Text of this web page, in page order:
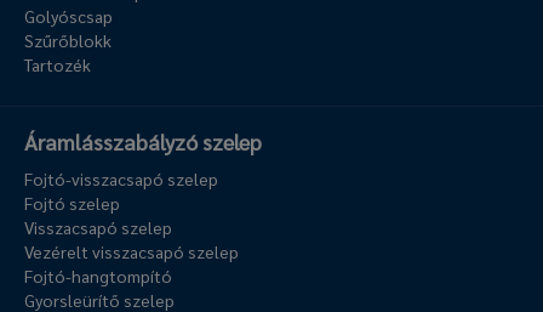
Golyóscsap
Szűrőblokk
Tartozék
Áramlásszabályzó szelep
Fojtó-visszacsapó szelep
Fojtó szelep
Visszacsapó szelep
Vezérelt visszacsapó szelep
Fojtó-hangtompító
Gyorsleürítő szelep